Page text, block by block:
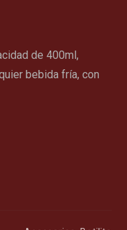
de 400ml,
bebida fría, con